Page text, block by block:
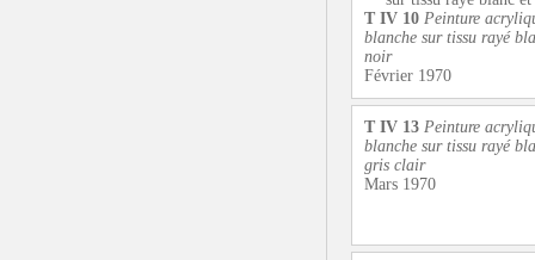
T IV 10 Peinture
blanche sur tissu rayé
noir
Février 1970
T IV 13 Peinture
blanche sur tissu rayé
gris clair
Mars 1970